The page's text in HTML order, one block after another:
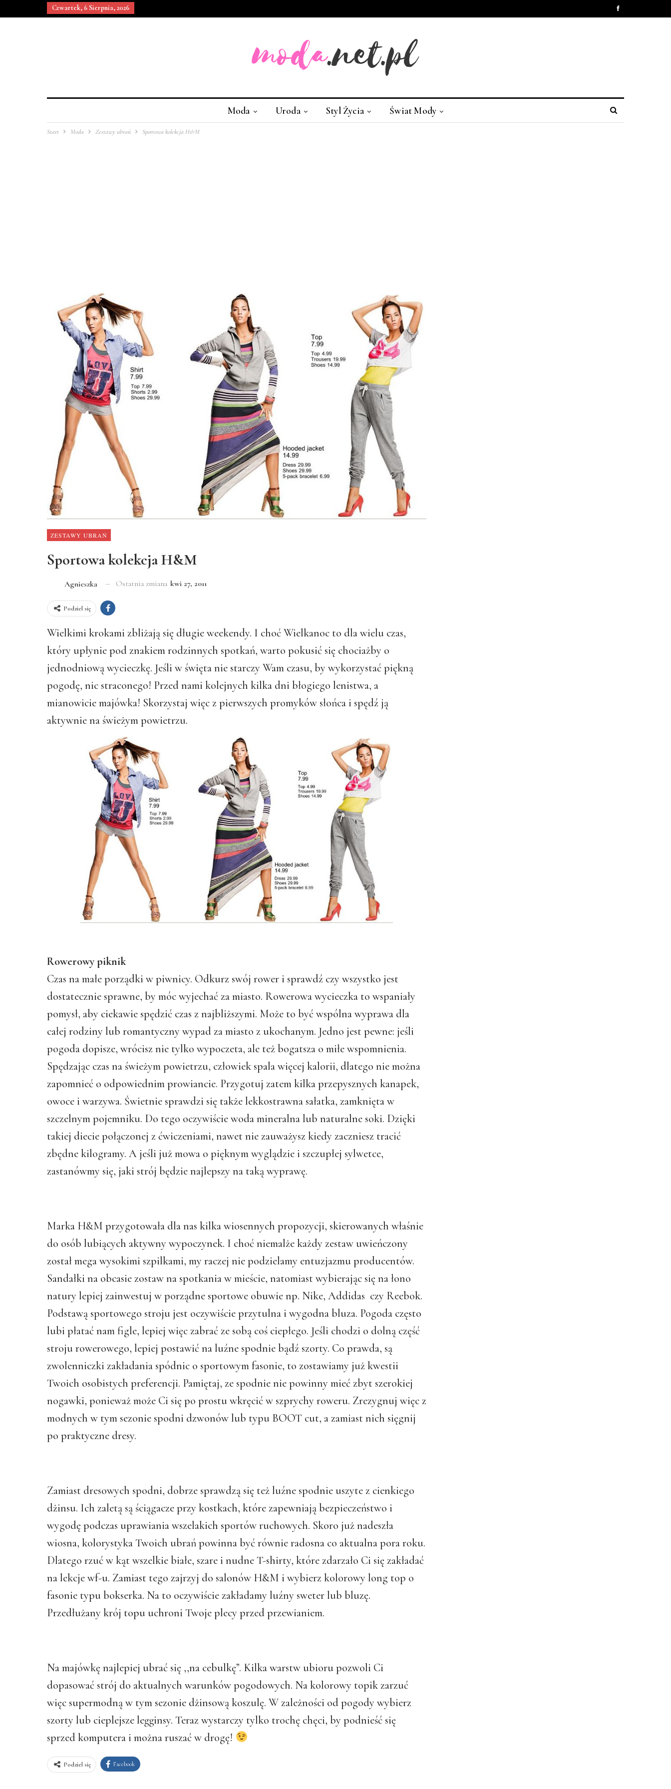
Czwartek, 6 Sierpnia, 2026
Moda Uroda Styl Życia Świat Mody
Start Moda Zestawy ubrań Sportowa kolekcja H&M
ZESTAWY UBRAŃ
Sportowa kolekcja H&M
Agnieszka Ostatnia zmiana kwi 27, 2011
Podziel się
Wielkimi krokami zbliżają się długie weekendy. I choć Wielkanoc to dla wielu czas,
który upłynie pod znakiem rodzinnych spotkań, warto pokusić się chociażby o
jednodniową wycieczkę. Jeśli w święta nie starczy Wam czasu, by wykorzystać piękną
pogodę, nic straconego! Przed nami kolejnych kilka dni błogiego lenistwa, a
mianowicie majówka! Skorzystaj więc z pierwszych promyków słońca i spędź ją
aktywnie na świeżym powietrzu.
Rowerowy piknik
Czas na małe porządki w piwnicy. Odkurz swój rower i sprawdź czy wszystko jest
dostatecznie sprawne, by móc wyjechać za miasto. Rowerowa wycieczka to wspaniały
pomysł, aby ciekawie spędzić czas z najbliższymi. Może to być wspólna wyprawa dla
całej rodziny lub romantyczny wypad za miasto z ukochanym. Jedno jest pewne: jeśli
pogoda dopisze, wrócisz nie tylko wypoczeta, ale też bogatsza o miłe wspomnienia.
Spędzając czas na świeżym powietrzu, człowiek spala więcej kalorii, dlatego nie można
zapomnieć o odpowiednim prowiancie. Przygotuj zatem kilka przepysznych kanapek,
owoce i warzywa. Świetnie sprawdzi się także lekkostrawna sałatka, zamknięta w
szczelnym pojemniku. Do tego oczywiście woda mineralna lub naturalne soki. Dzięki
takiej diecie połączonej z ćwiczeniami, nawet nie zauważysz kiedy zaczniesz tracić
zbędne kilogramy. A jeśli już mowa o pięknym wyglądzie i szczupłej sylwetce,
zastanówmy się, jaki strój będzie najlepszy na taką wyprawę.
Marka H&M przygotowała dla nas kilka wiosennych propozycji, skierowanych właśnie
do osób lubiących aktywny wypoczynek. I choć niemalże każdy zestaw uwieńczony
został mega wysokimi szpilkami, my raczej nie podzielamy entuzjazmu producentów.
Sandałki na obcasie zostaw na spotkania w mieście, natomiast wybierając się na łono
natury lepiej zainwestuj w porządne sportowe obuwie np. Nike, Addidas czy Reebok.
Podstawą sportowego stroju jest oczywiście przytulna i wygodna bluza. Pogoda często
lubi płatać nam figle, lepiej więc zabrać ze sobą coś ciepłego. Jeśli chodzi o dolną część
stroju rowerowego, lepiej postawić na luźne spodnie bądź szorty. Co prawda, są
zwolenniczki zakładania spódnic o sportowym fasonie, to zostawiamy już kwestii
Twoich osobistych preferencji. Pamiętaj, ze spodnie nie powinny mieć zbyt szerokiej
nogawki, ponieważ może Ci się po prostu wkręcić w szprychy roweru. Zrezygnuj więc z
modnych w tym sezonie spodni dzwonów lub typu BOOT cut, a zamiast nich sięgnij
po praktyczne dresy.
Zamiast dresowych spodni, dobrze sprawdzą się też luźne spodnie uszyte z cienkiego
dżinsu. Ich zaletą są ściągacze przy kostkach, które zapewniają bezpieczeństwo i
wygodę podczas uprawiania wszelakich sportów ruchowych. Skoro już nadeszła
wiosna, kolorystyka Twoich ubrań powinna być równie radosna co aktualna pora roku.
Dlatego rzuć w kąt wszelkie białe, szare i nudne T-shirty, które zdarzało Ci się zakładać
na lekcje wf-u. Zamiast tego zajrzyj do salonów H&M i wybierz kolorowy long top o
fasonie typu bokserka. Na to oczywiście zakładamy luźny sweter lub bluzę.
Przedłużany krój topu uchroni Twoje plecy przed przewianiem.
Na majówkę najlepiej ubrać się ,,na cebulkę”. Kilka warstw ubioru pozwoli Ci
dopasować strój do aktualnych warunków pogodowych. Na kolorowy topik zarzuć
więc supermodną w tym sezonie dżinsową koszulę. W zależności od pogody wybierz
szorty lub cieplejsze legginsy. Teraz wystarczy tylko trochę chęci, by podnieść się
sprzed komputera i można ruszać w drogę!
Podziel się Facebook